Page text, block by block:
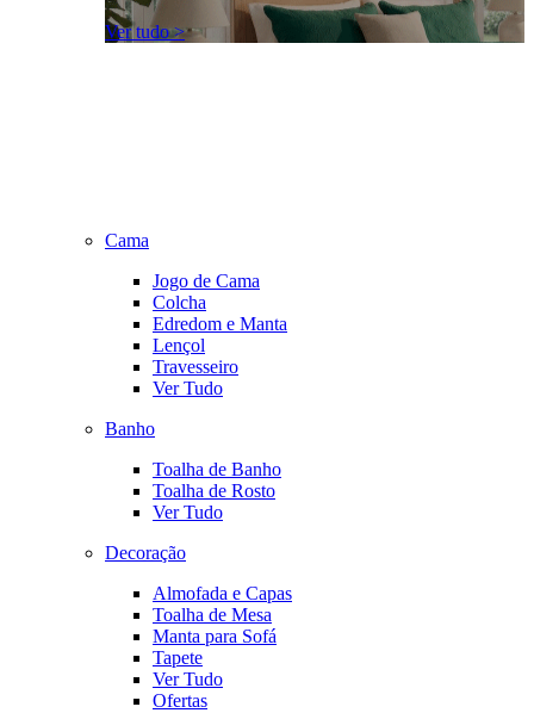
Ver tudo >
Cama
Jogo de Cama
Colcha
Edredom e Manta
Lençol
Travesseiro
Ver Tudo
Banho
Toalha de Banho
Toalha de Rosto
Ver Tudo
Decoração
Almofada e Capas
Toalha de Mesa
Manta para Sofá
Tapete
Ver Tudo
Ofertas